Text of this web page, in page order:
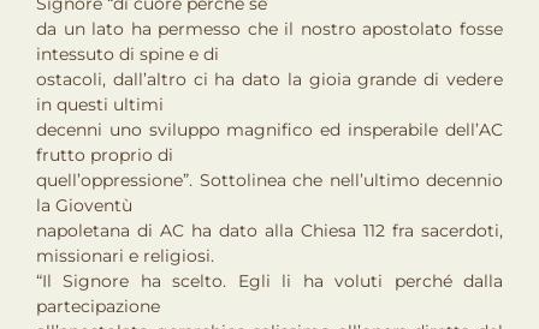
da un lato ha permesso che il nostro apostolato fosse
intessuto di spine e di
ostacoli, dall’altro ci ha dato la gioia grande di vedere
in questi ultimi
decenni uno sviluppo magnifico ed insperabile dell’AC
frutto proprio di
quell’oppressione”. Sottolinea che nell’ultimo decennio
la Gioventù
napoletana di AC ha dato alla Chiesa 112 fra sacerdoti,
missionari e religiosi.
“Il Signore ha scelto. Egli li ha voluti perché dalla
partecipazione